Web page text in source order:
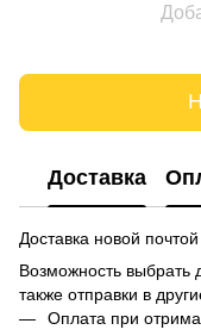
Доставка
Доставка новой
Возможность выбрать
также отправки в
Оплата при